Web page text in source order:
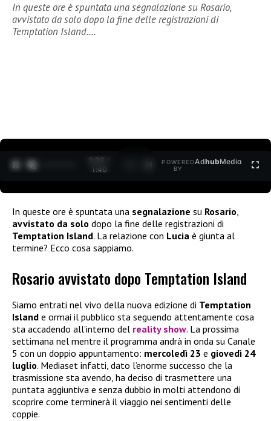
In queste ore è spuntata una segnalazione su Rosario,
avvistato da solo dopo la fine delle registrazioni di
Temptation Island.…
0:30 /
1:40
POWERED
BY
AdhubMedia
In queste ore è spuntata una segnalazione su Rosario
avvistato da solo dopo la fine delle registrazioni di
Temptation Island. La relazione con Lucia è giunta al
termine? Ecco cosa sappiamo.
Rosario avvistato dopo Temptation Island
Siamo entrati nel vivo della nuova edizione di Temptation
Island e ormai il pubblico sta seguendo attentamente cosa
sta accadendo all’interno del reality show. La prossima
settimana nel mentre il programma andrà in onda su Canale
5 con un doppio appuntamento: mercoledì 23 e giovedì 24
luglio. Mediaset infatti, dato l’enorme successo che la
trasmissione sta avendo, ha deciso di trasmettere una
puntata aggiuntiva e senza dubbio in molti attendono di
scoprire come terminerà il viaggio nei sentimenti delle
coppie.